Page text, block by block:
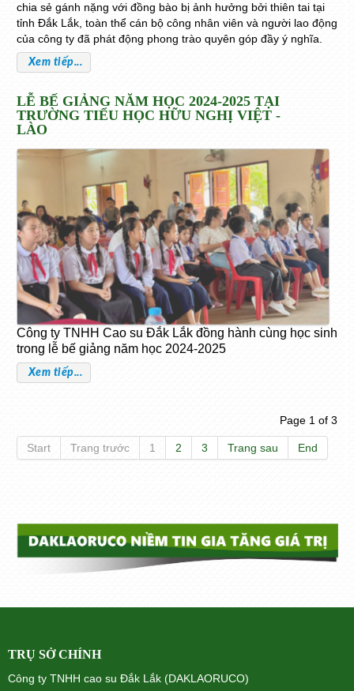
chia sẻ gánh nặng với đồng bào bị ảnh hưởng bởi thiên tai tại
tỉnh Đắk Lắk, toàn thể cán bộ công nhân viên và người lao động
của công ty đã phát động phong trào quyên góp đầy ý nghĩa.
Xem tiếp...
LỄ BẾ GIẢNG NĂM HỌC 2024-2025 TẠI
TRƯỜNG TIỂU HỌC HỮU NGHỊ VIỆT -
LÀO
Công ty TNHH Cao su Đắk Lắk đồng hành cùng học sinh
trong lễ bế giảng năm học 2024-2025
Xem tiếp...
Page 1 of 3
Start Trang trước 1 2 3 Trang sau End
TRỤ SỞ CHÍNH
Công ty TNHH cao su Đắk Lắk (DAKLAORUCO)